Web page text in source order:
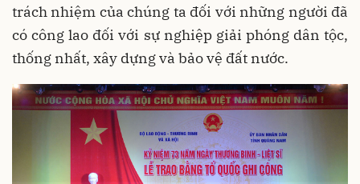
trách nhiệm của chúng ta đối với những người đã
có công lao đối với sự nghiệp giải phóng dân tộc,
thống nhất, xây dựng và bảo vệ đất nước.